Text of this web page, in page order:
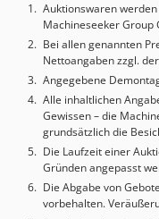
gute
Dcodpszkkihefx
Achse Y: 1000 mm *
ermöglicht die
Messungen gemäß
Erststückprüfung
Vergleich von
Fotos zu sehende
mit automatischem
mit verschiedenen
Steuerung für die
Auktionswaren
Machineseeker
Bei allen genannten
Nettoangaben zzgl.
Angegebene
Alle inhaltlichen
Gewissen – die
grundsätzlich die
Die Laufzeit einer
Gründen angepasst
Die Abgabe von
vorbehalten.